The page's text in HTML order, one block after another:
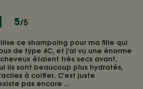
5/5
ce shampoing pour ma fille qui
de type 4C, et j'ai vu une énorme
étaient très secs avant,
ils sont beaucoup plus hydratés,
à coiffer. C'est juste
pas encore ...